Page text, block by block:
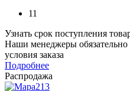
11
Узнать срок поступления
Наши менеджеры обязательно
условия заказа
Подробнее
Распродажа